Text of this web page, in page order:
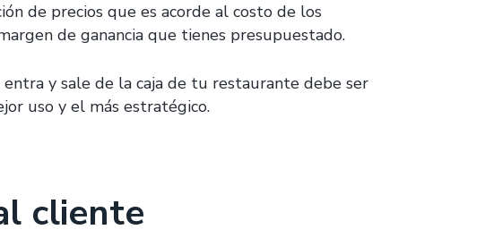
de precios que es acorde al costo de los
de ganancia que tienes presupuestado.
y sale de la caja de tu restaurante debe ser
uso y el más estratégico.
cliente